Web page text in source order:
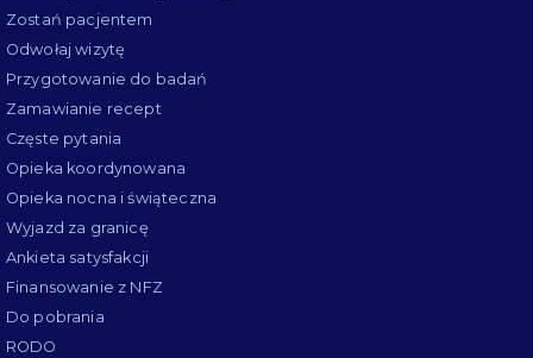
Zostań pacjentem
Odwołaj wizytę
Przygotowanie do badań
Zamawianie recept
Częste pytania
Opieka koordynowana
Opieka nocna i świąteczna
Wyjazd za granicę
Ankieta satysfakcji
Finansowanie z NFZ
Do pobrania
RODO